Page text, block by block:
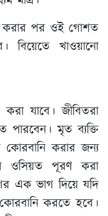
করার পর ওই গোশত
বিয়েতে খাওয়ানো
যাবে। জীবিতরা
মৃত ব্যক্তি
করার জন্য
ওসিয়ত পূরণ করা
এক ভাগ দিয়ে যদি
করতে হবে।